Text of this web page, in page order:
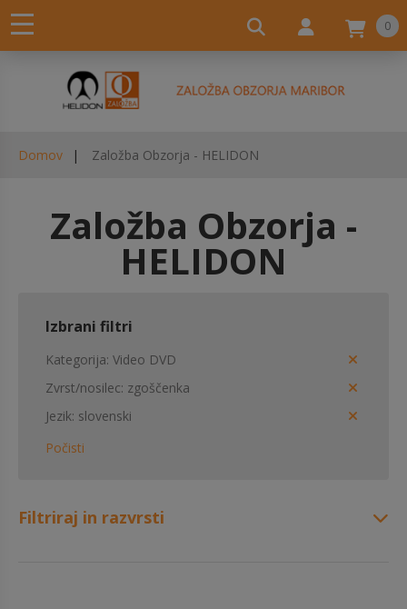
0
Domov Založba Obzorja - HELIDON
Založba Obzorja -
HELIDON
Izbrani filtri
Kategorija Video DVD
Zvrst/nosilec zgoščenka
Jezik slovenski
Počisti
Filtriraj in razvrsti